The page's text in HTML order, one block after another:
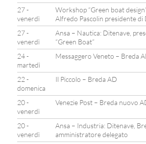
27 -
venerdì
Workshop “Green boat
Alfredo Pascolin presidente di
27 -
venerdì
Ansa – Nautica: Ditenave,
“Green Boat”
24 -
martedì
Messaggero Veneto – Breda
22 -
domenica
Il Piccolo – Breda AD
20 -
venerdì
Venezie Post – Breda nuovo
20 -
venerdì
Ansa – Industria: Ditenave,
amministratore delegato